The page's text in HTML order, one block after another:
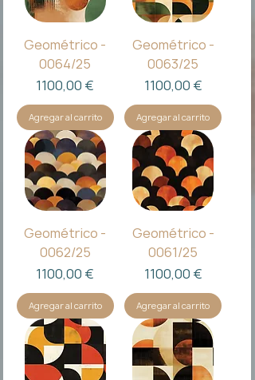
Geométrico -
0064/25
Precio
1100,00 €
Agregar al carrito
Geométrico -
0063/25
Precio
1100,00 €
Agregar al carrito
Geométrico -
0062/25
Precio
1100,00 €
Agregar al carrito
Geométrico -
0061/25
Precio
1100,00 €
Agregar al carrito